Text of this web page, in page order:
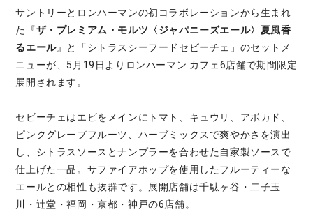
サントリーとロンハーマンの初コラボレーションから生まれ
た『ザ・プレミアム・モルツ〈ジャパニーズエール〉夏風香
るエール』と「シトラスシーフードセビーチェ」のセットメ
ニューが、5月19日よりロンハーマン カフェ6店舗で期間限定
展開されます。
セビーチェはエビをメインにトマト、キュウリ、アボカド、
ピンクグレープフルーツ、ハーブミックスで爽やかさを演出
し、シトラスソースとナンプラーを合わせた自家製ソースで
仕上げた一品。サファイアホップを使用したフルーティーな
エールとの相性も抜群です。展開店舗は千駄ヶ谷・二子玉
川・辻堂・福岡・京都・神戸の6店舗。